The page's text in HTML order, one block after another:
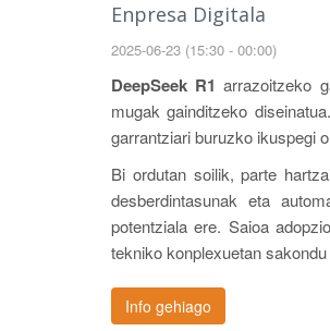
Enpresa Digitala
2025-06-23 (15:30 - 00:00)
DeepSeek R1 arrazoitzeko
mugak gainditzeko
garrantziari buruzko ikuspegi
Bi ordutan soilik, parte
desberdintasunak eta
potentziala ere. Saioa
tekniko konplexuetan
Info gehiago